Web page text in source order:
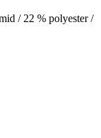
/ 22 % polyester /